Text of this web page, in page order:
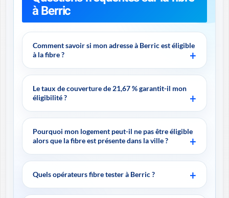
à Berric
Comment savoir si mon adresse à Berric est éligible
à la fibre ?
Le taux de couverture de 21,67 % garantit-il mon
éligibilité ?
Pourquoi mon logement peut-il ne pas être éligible
alors que la fibre est présente dans la ville ?
Quels opérateurs fibre tester à Berric ?